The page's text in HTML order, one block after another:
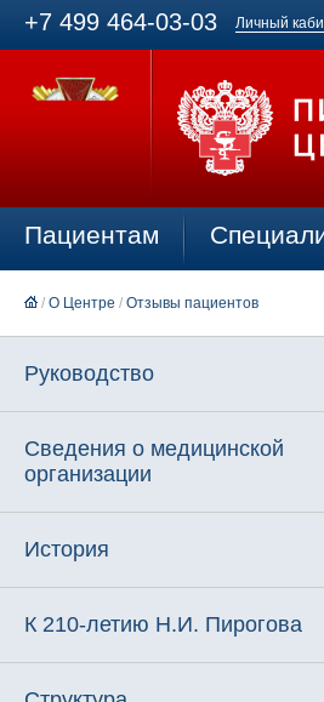
+7 499 464-03-03 Личный
Пациентам
/ О Центре / Отзывы пациентов
Руководство
Сведения о медицинской
организации
История
К 210-летию Н.И. Пирогова